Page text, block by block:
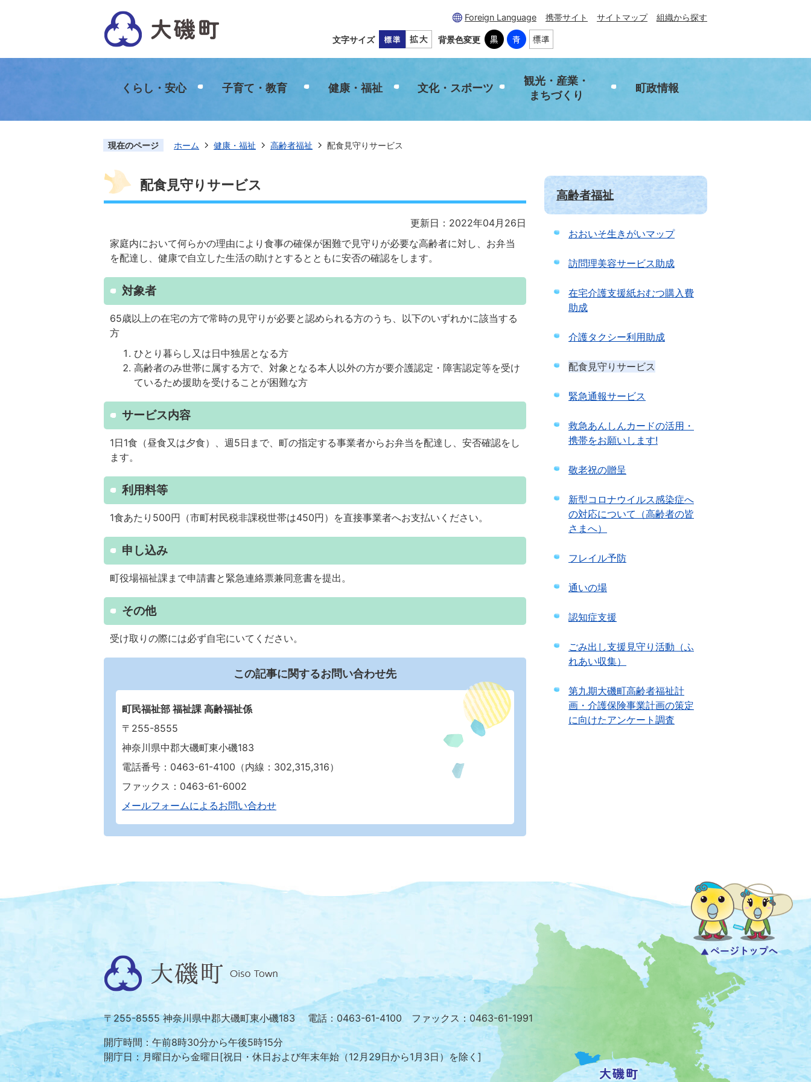
Foreign Language 携帯サイト サイトマップ 組織から探す
文字サイズ 背景色変更
くらし・安心 子育て・教育 健康・福祉 文化・スポーツ
観光・産業・
まちづくり
町政情報
現在のページ ホーム 健康・福祉 高齢者福祉 配食見守りサービス
配食見守りサービス
更新日：2022年04月26日
家庭内において何らかの理由により食事の確保が困難で見守りが必要な高齢者に対し、お弁当
を配達し、健康で自立した生活の助けとするとともに安否の確認をします。
対象者
65歳以上の在宅の方で常時の見守りが必要と認められる方のうち、以下のいずれかに該当する
方
ひとり暮らし又は日中独居となる方
高齢者のみ世帯に属する方で、対象となる本人以外の方が要介護認定・障害認定等を受け
ているため援助を受けることが困難な方
サービス内容
1日1食（昼食又は夕食）、週5日まで、町の指定する事業者からお弁当を配達し、安否確認をし
ます。
利用料等
1食あたり500円（市町村民税非課税世帯は450円）を直接事業者へお支払いください。
申し込み
町役場福祉課まで申請書と緊急連絡票兼同意書を提出。
その他
受け取りの際には必ず自宅にいてください。
この記事に関するお問い合わせ先
町民福祉部 福祉課 高齢福祉係
〒255-8555
神奈川県中郡大磯町東小磯183
電話番号：0463-61-4100（内線：302,315,316）
ファックス：0463-61-6002
メールフォームによるお問い合わせ
高齢者福祉
おおいそ生きがいマップ
訪問理美容サービス助成
在宅介護支援紙おむつ購入費
助成
介護タクシー利用助成
配食見守りサービス
緊急通報サービス
救急あんしんカードの活用・
携帯をお願いします!
敬老祝の贈呈
新型コロナウイルス感染症へ
の対応について（高齢者の皆
さまへ）
フレイル予防
通いの場
認知症支援
ごみ出し支援見守り活動（ふ
れあい収集）
第九期大磯町高齢者福祉計
画・介護保険事業計画の策定
に向けたアンケート調査
位
置
を
記
し
地
図。
大
磯
Oiso
Town
〒255-8555 神奈川県中郡大磯町東小磯183 電話：0463-61-4100 ファックス：0463-61-1991
開庁時間：午前8時30分から午後5時15分
開庁日：月曜日から金曜日[祝日・休日および年末年始（12月29日から1月3日）を除く]